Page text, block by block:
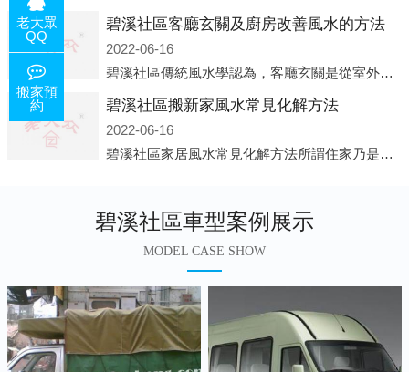
碧溪社區客廳玄關及廚房改善風水的方法
2022-06-16
碧溪社區傳統風水學認為，客廳玄關是從室外進入客廳的必經之路，是進入客廳的緩沖區。它讓進入者靜氣斂神，同時也是引氣入室的必經之道。客廳的玄關除了有防泄、遮掩的風水作用之外，并且還有家居裝飾上的美化作用，因此它設
碧溪社區搬新家風水常見化解方法
2022-06-16
碧溪社區家居風水常見化解方法所謂住家乃是我們日常生活所在的地方，在那兒睡覺，也在那兒恢復白天工作的疲勞。并非經常有人常住的房子、辦公室之類，人們寢食不在那兒的建筑物，此種房子并非家居風水的對象。為什么呢?因為
碧溪社區車型案例展示
MODEL CASE SHOW
老大眾
QQ
搬家預
約